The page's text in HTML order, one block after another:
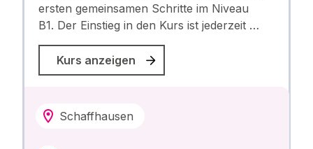
ersten gemeinsamen Schritte im Niveau
B1. Der Einstieg in den Kurs ist jederzeit …
Kurs anzeigen
Schaffhausen